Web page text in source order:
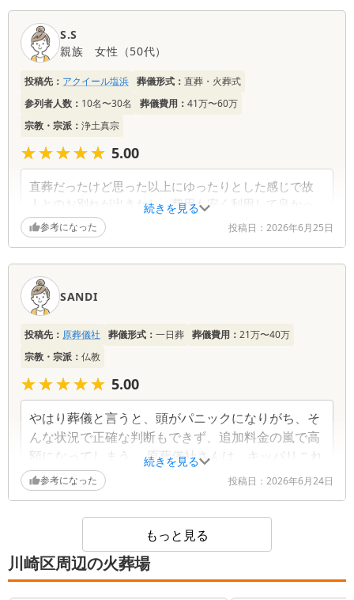
でも綺麗で穏やかな状態でお守りしたいという一心
いただきスタッフの励みになります。 お帰りの際
のお辞儀について「感動した」とのお言葉をいただ
き、身の引き締まる思いでございます。大切な方を
お見送りされたご遺族様への深い敬意と、無事に葬
儀を終えられたことへの安堵を込めてのお辞儀でご
ざいました。私どもの想いがお客様に届いたよう
ましたが、今後もお困りのことがございましたら、
いつでも遠慮なくご連絡ください。 まだまだお疲
れが出やすい時期かと存じますので、どうぞご無理
をなさらず、ご自愛のほど心よりお祈り申し上げま
す。
声掛け等はもちろんですが、皆様の表情にとても温か
さを感じることができました。嬉しかったです。
葬儀社からの返信コメント
この度は、ご多忙中にもかかわらず温かい口コミを
ご投稿いただき、誠にありがとうございます。 初
めてのご葬儀では、戸惑うことやご不安なことが多
くて当然でございます。そのような中で、私どもの
サポートにより「思っていた以上に安心して見送れ
た」とのお言葉をいただけたことは、スタッフ一同
にとって何よりの励みとなります。 また、私ども
の表情や声掛けに対しても「温かさを感じられた」
と仰っていただき、大変嬉しく存じます。大切な方
との最後のお別れの時間を、少しでも穏やかな気持
今後もご遺族様の心に寄り添い、安心してお任せい
だまだお疲れの出やすい時期かと存じますので、ど
うかご無理をなさらず、ご自愛のほど心よりお祈り
申し上げます。
続きを見る
S.S
親族
女性 （50代）
投稿先： アクイール塩浜 葬儀形式： 直葬・火葬式
参列者人数： 10名〜30名 葬儀費用： 41万〜60万
宗教・宗派： 浄土真宗
★★★★★
★★★★★ 5.00
直葬だったけど思った以上にゆったりとした感じで故
人とのお別れが出きたし、費用も安く利用して良かっ
たです。
他社の直葬の時より、あわただしさが感じられなくて
スタッフさんの丁寧な対応で安心して故人を弔う事が
出来た。ありがとうございました。
葬儀社からの返信コメント
この度は、大切なご家族様のお見送りという重要な
儀式を弊社にお任せいただき、誠にありがとうござ
いました。また、ご葬儀後のお疲れのところ、大変
温かい口コミをご投稿いただきましたこと、重ねて
御礼申し上げます。 「他社様の時より慌ただしさ
がなく、ゆったりとお別れができた」とのお言葉を
いただき、大変安心いたしました。 直葬（火葬
式）であっても、故人様とのお別れのお時間は一度
きりの大切なものです。ご遺族様が周囲を気にする
ことなく、心穏やかに故人様との最後のひとときを
お過ごしいただけたのであれば、私どもにとっても
これ以上の喜びはございません。 また、スタッフ
の対応につきましてもお褒めの言葉をいただき、身
の引き締まる思いです。 今後も、ご遺族様の心に
参考になった 投稿日： 2026年6月25日
続きを見る
SANDI
投稿先： 原葬儀社 葬儀形式： 一日葬 葬儀費用： 21万〜40万
宗教・宗派： 仏教
★★★★★
★★★★★ 5.00
やはり葬儀と言うと、頭がパニックになりがち、そ
んな状況で正確な判断もできず、追加料金の嵐で高
額になってしまう。 原葬儀社さんは、キッパリこれ
以上はかかりませんと、しかも半額以下の提示。私
は原葬儀社さんを強く推薦します。間違いありませ
参考になった 投稿日： 2026年6月24日
もっと見る
川崎区周辺の火葬場